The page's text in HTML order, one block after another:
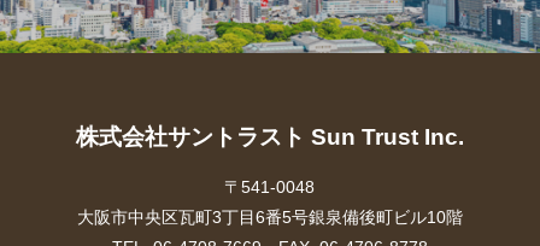
株式会社サントラスト Sun Trust Inc.
〒541-0048
大阪市中央区瓦町3丁目6番5号銀泉備後町ビル10階